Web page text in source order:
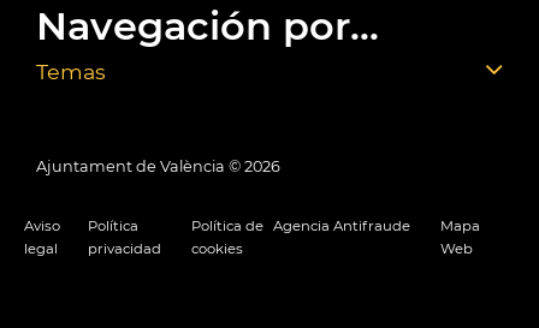
Navegación por...
Temas
Ajuntament de València © 2026
Aviso
legal
Política
privacidad
Política de
cookies
Agencia Antifraude
Mapa
Web